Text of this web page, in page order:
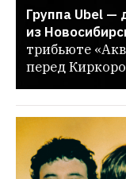
Группа Ubel —
из
трибьюте
перед